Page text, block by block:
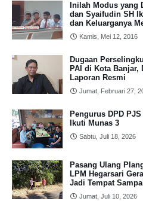
Inilah Modus yang
dan Syaifudin SH
dan Keluarganya
Kamis, Mei 12, 2016
Dugaan
PAI di Kota
Laporan Resmi
Jumat, Februari 27,
Pengurus DPD
Ikuti Munas 3
Sabtu, Juli 18, 2026
Pasang Ulang
LPM Hegarsari
Jadi Tempat
Jumat, Juli 10, 2026